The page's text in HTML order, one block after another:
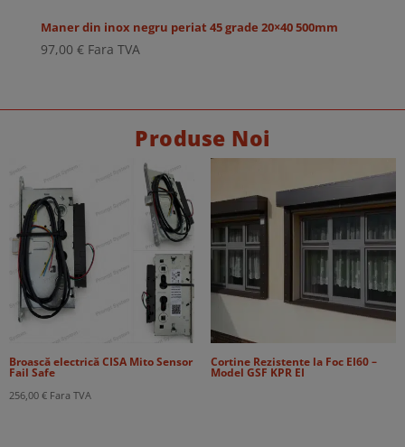
Maner din inox negru periat 45 grade 20×40 500mm
97,00 € Fara TVA
Produse Noi
Broască electrică CISA Mito Sensor
Fail Safe
256,00 € Fara TVA
Cortine Rezistente la Foc EI60 –
Model GSF KPR EI